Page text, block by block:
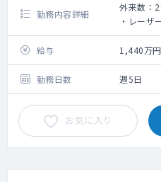
勤務内容詳細
外来数：
・レーザ
ング等の
・未経験
・完全予
給与 1,440万円
勤務日数 週5日
お気に入り